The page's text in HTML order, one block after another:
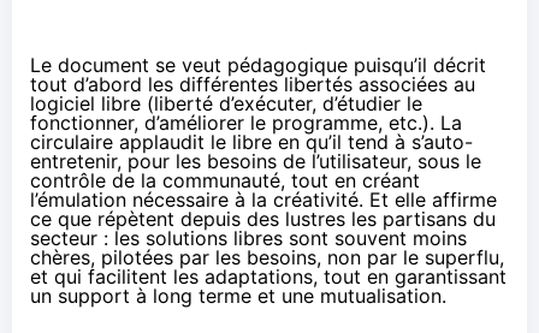
Le document se veut pédagogique puisqu’il décrit
tout d’abord les différentes libertés associées au
logiciel libre (liberté d’exécuter, d’étudier le
fonctionner, d’améliorer le programme, etc.). La
circulaire applaudit le libre en qu’il tend à s’auto-
entretenir, pour les besoins de l’utilisateur, sous le
contrôle de la communauté, tout en créant
l’émulation nécessaire à la créativité. Et elle affirme
ce que répètent depuis des lustres les partisans du
secteur : les solutions libres sont souvent moins
chères, pilotées par les besoins, non par le superflu,
et qui facilitent les adaptations, tout en garantissant
un support à long terme et une mutualisation.